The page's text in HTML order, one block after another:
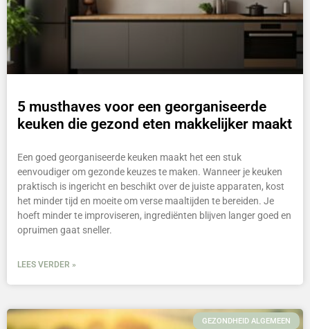
5 musthaves voor een georganiseerde
keuken die gezond eten makkelijker maakt
Een goed georganiseerde keuken maakt het een stuk
eenvoudiger om gezonde keuzes te maken. Wanneer je keuken
praktisch is ingericht en beschikt over de juiste apparaten, kost
het minder tijd en moeite om verse maaltijden te bereiden. Je
hoeft minder te improviseren, ingrediënten blijven langer goed en
opruimen gaat sneller.
LEES VERDER »
GEZONDHEID ALGEMEEN